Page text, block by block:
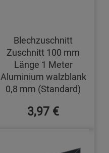
Blechzuschnitt
Zuschnitt 100 mm
Länge 1 Meter
Aluminium walzblank
0,8 mm (Standard)
3,97 €